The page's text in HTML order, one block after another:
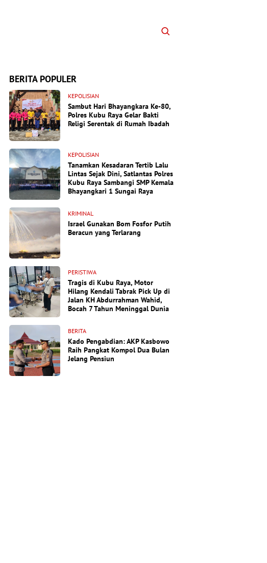
BERITA POPULER
KEPOLISIAN
Sambut Hari Bhayangkara Ke-80,
Polres Kubu Raya Gelar Bakti
Religi Serentak di Rumah Ibadah
KEPOLISIAN
Tanamkan Kesadaran Tertib Lalu
Lintas Sejak Dini, Satlantas Polres
Kubu Raya Sambangi SMP Kemala
Bhayangkari 1 Sungai Raya
KRIMINAL
Israel Gunakan Bom Fosfor Putih
Beracun yang Terlarang
PERISTIWA
Tragis di Kubu Raya, Motor
Hilang Kendali Tabrak Pick Up di
Jalan KH Abdurrahman Wahid,
Bocah 7 Tahun Meninggal Dunia
BERITA
Kado Pengabdian: AKP Kasbowo
Raih Pangkat Kompol Dua Bulan
Jelang Pensiun